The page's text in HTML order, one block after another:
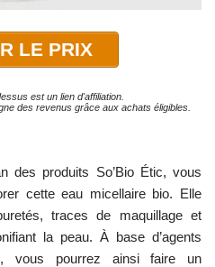
LE PRIX
est un lien d'affiliation.
des revenus grâce aux achats éligibles.
des produits So’Bio Étic, vous
cette eau micellaire bio. Elle
traces de maquillage et
la peau. À base d’agents
vous pourrez ainsi faire un